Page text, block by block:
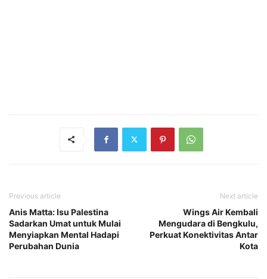
Previous article
Anis Matta: Isu Palestina
Sadarkan Umat untuk Mulai
Menyiapkan Mental Hadapi
Perubahan Dunia
Next article
Wings Air Kembali
Mengudara di Bengkulu,
Perkuat Konektivitas Antar
Kota